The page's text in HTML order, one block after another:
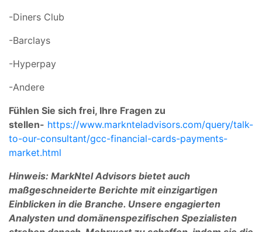
-Diners Club
-Barclays
-Hyperpay
-Andere
Fühlen Sie sich frei, Ihre Fragen zu
stellen- https://www.marknteladvisors.com/query/talk-
to-our-consultant/gcc-financial-cards-payments-
market.html
Hinweis: MarkNtel Advisors bietet auch
maßgeschneiderte Berichte mit einzigartigen
Einblicken in die Branche. Unsere engagierten
Analysten und domänenspezifischen Spezialisten